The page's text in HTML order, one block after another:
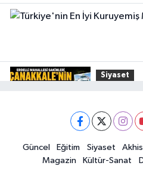
güncel
Siyaset
yaşadı
19:00Kadın ve Çocuk Giyimde Yeni
Dönem:
Güncel Eğitim Siyaset
Magazin
Kültür-Sanat